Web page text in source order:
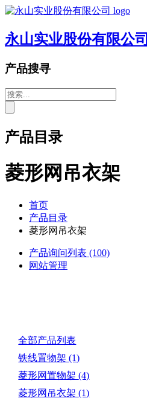
永山实业股份有限公司
产品搜寻
产品目录
菱形网吊衣架
首页
产品目录
菱形网吊衣架
产品询问列表 (100)
网站管理
全部产品列表
铁线置物架(1)
菱形网置物架(4)
菱形网吊衣架(1)